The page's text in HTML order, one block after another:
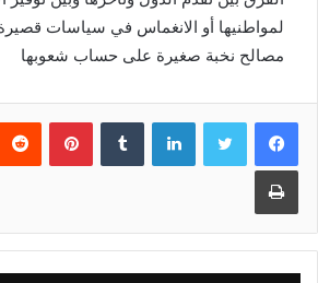
لمواطنيها أو الانغماس في سياسات
مصالح نخبة صغيرة على حساب شعوبها
لينكدإن
طباعة